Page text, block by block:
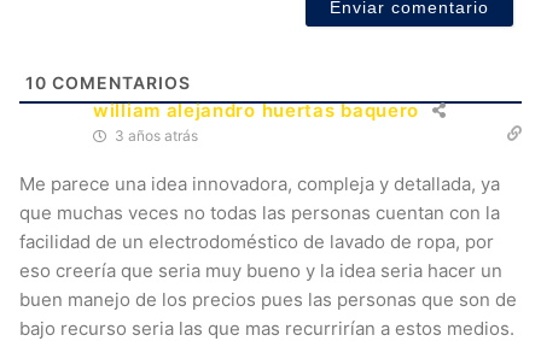
10 COMENTARIOS
william alejandro huertas baquero
3 años atrás
Me parece una idea innovadora, compleja y detallada, ya
que muchas veces no todas las personas cuentan con la
facilidad de un electrodoméstico de lavado de ropa, por
eso creería que seria muy bueno y la idea seria hacer un
buen manejo de los precios pues las personas que son de
bajo recurso seria las que mas recurrirían a estos medios.